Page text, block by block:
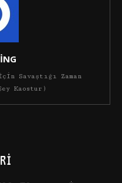
Savaştığı Zaman
Kaostur)